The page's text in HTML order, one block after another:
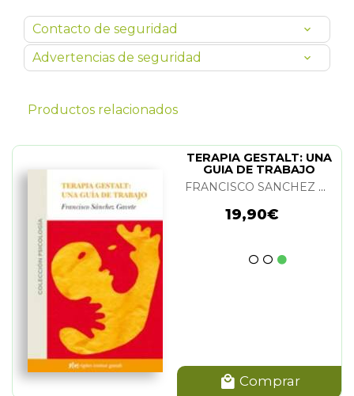
Contacto de seguridad
Advertencias de seguridad
Productos relacionados
TERAPIA GESTALT: UNA
GUIA DE TRABAJO
FRANCISCO SANCHEZ GAVETE
19,90€
Comprar